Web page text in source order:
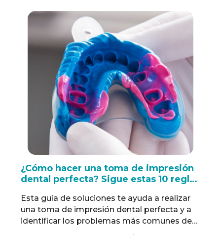
lista de consejos para tener éxito al
momento de colocar composites fluidos
que te ayudarán a sacar el máximo partido a
…Read more
¿Cómo hacer una toma de impresión
dental perfecta? Sigue estas 10 reglas
Esta guía de soluciones te ayuda a realizar
una toma de impresión dental perfecta y a
identificar los problemas más comunes de